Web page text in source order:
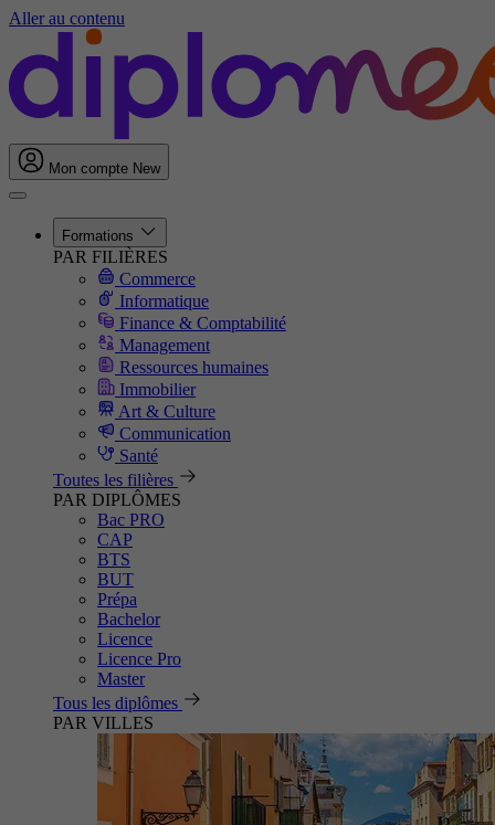
Aller au contenu
Mon compte New
Formations
PAR FILIÈRES
Commerce
Informatique
Finance & Comptabilité
Management
Ressources humaines
Immobilier
Art & Culture
Communication
Santé
Toutes les filières
PAR DIPLÔMES
Bac PRO
CAP
BTS
BUT
Prépa
Bachelor
Licence
Licence Pro
Master
Tous les diplômes
PAR VILLES